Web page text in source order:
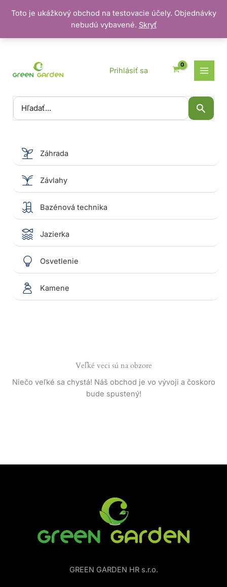
Toto je ukážkový obchod na testovacie účely. Objednávky
nebudú vybavené. Skryť
Vyhľadať:
Prihlásiť sa
Záhrada
Závlahy
Bazénová technika
Jazierka
Osvetlenie
Kamene
Veľké veci sú na obzore
Niečo veľké sa chystá! Náš obchod je vo vývoji a čoskoro
bude spustený!
GREEN GARDEN HR s.r.o.